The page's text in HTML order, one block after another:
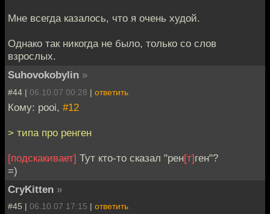
Мне всегда казалось, что я очень худой.
Однако так никогда не было, только со слов
взрослых.
Suhovokobylin »
#44 | 06.10.07 00:28 | ответить
Кому: pooi, #12
> типа про ренген
[подскакивает] Тут кто-то сказал "рен[т]ген"?
=)
CryKitten »
#45 | 06.10.07 17:15 | ответить